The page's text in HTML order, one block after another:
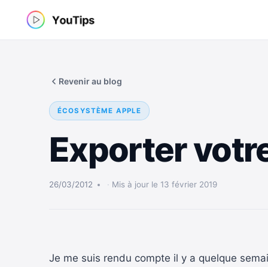
Revenir au blog
ÉCOSYSTÈME APPLE
Exporter
26/03/2012 Mis à jour le 13 février 2019
Je me suis rendu compte il y a quelque